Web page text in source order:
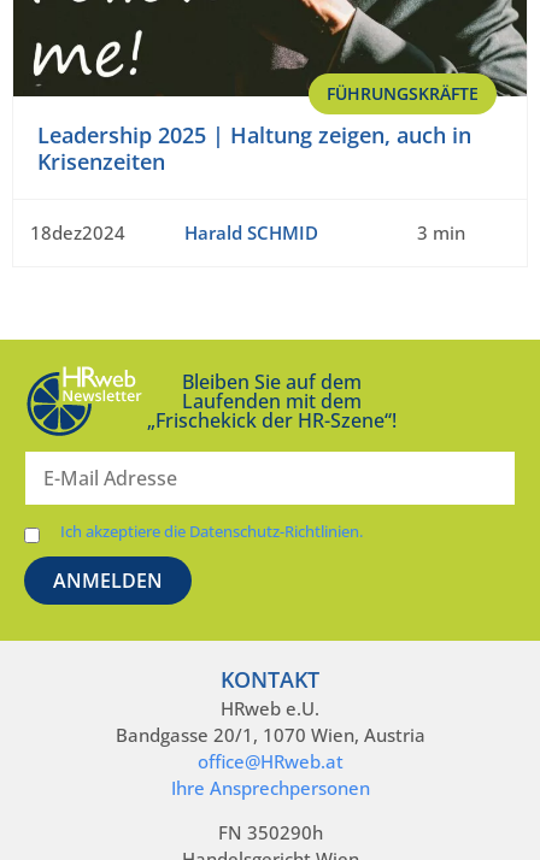
FÜHRUNGSKRÄFTE
Leadership 2025 | Haltung zeigen, auch in
Krisenzeiten
18dez2024 Harald SCHMID 3 min
Bleiben Sie auf dem
Laufenden mit dem
„Frischekick der HR-Szene“!
Ich akzeptiere die Datenschutz-Richtlinien.
KONTAKT
HRweb e.U.
Bandgasse 20/1, 1070 Wien, Austria
office@HRweb.at
Ihre Ansprechpersonen
FN 350290h